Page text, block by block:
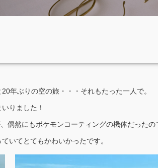
年ぶりの空の旅・・・それもたった一人で。
りました！
偶然にもポケモンコーティングの機体だったの
いてとてもかわいかったです。